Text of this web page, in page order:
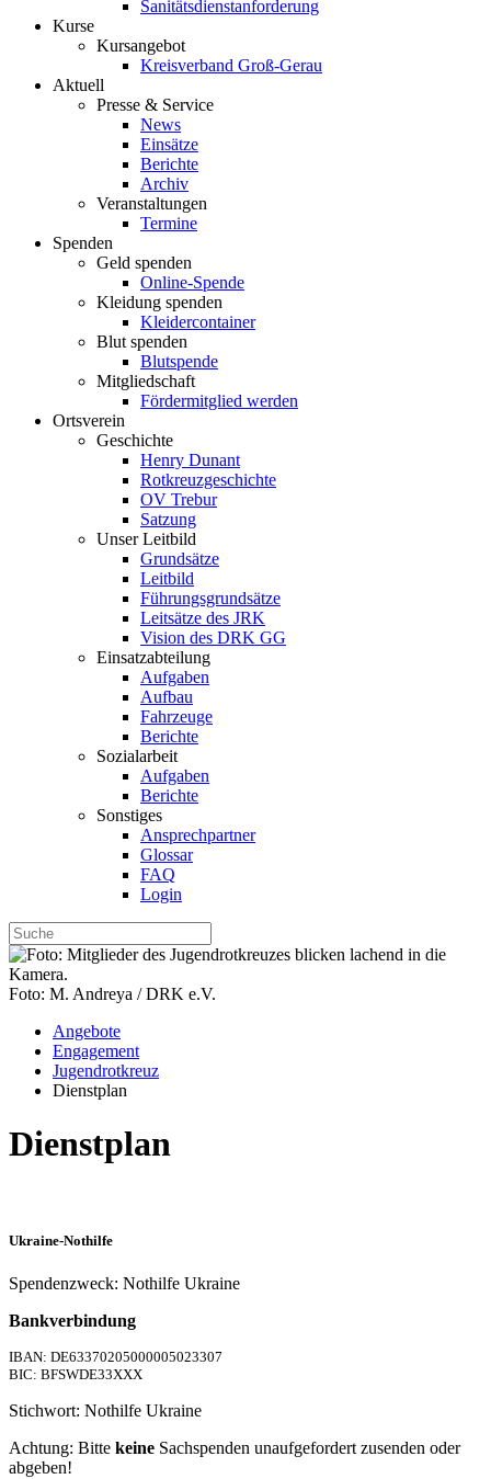
Sanitätsdienstanforderung
Kurse
Kursangebot
Kreisverband Groß-Gerau
Aktuell
Presse & Service
News
Einsätze
Berichte
Archiv
Veranstaltungen
Termine
Spenden
Geld spenden
Online-Spende
Kleidung spenden
Kleidercontainer
Blut spenden
Blutspende
Mitgliedschaft
Fördermitglied werden
Ortsverein
Geschichte
Henry Dunant
Rotkreuzgeschichte
OV Trebur
Satzung
Unser Leitbild
Grundsätze
Leitbild
Führungsgrundsätze
Leitsätze des JRK
Vision des DRK GG
Einsatzabteilung
Aufgaben
Aufbau
Fahrzeuge
Berichte
Sozialarbeit
Aufgaben
Berichte
Sonstiges
Ansprechpartner
Glossar
FAQ
Login
Foto: M. Andreya / DRK e.V.
Angebote
Engagement
Jugendrotkreuz
Dienstplan
Dienstplan
Ukraine-Nothilfe
Spendenzweck: Nothilfe Ukraine
Bankverbindung
IBAN: DE63370205000005023307
BIC: BFSWDE33XXX
Stichwort: Nothilfe Ukraine
Achtung: Bitte keine Sachspenden unaufgefordert zusenden oder
abgeben!